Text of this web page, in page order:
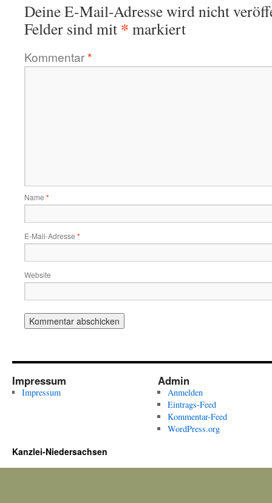
Deine E-Mail-Adresse wird nicht
Felder sind mit * markiert
Kommentar*
Name *
E-Mail-Adresse *
Website
Impressum
Impressum
Admin
Anmelden
Eintrags-Feed
Kommentar-Feed
WordPress.org
Kanzlei-Niedersachsen